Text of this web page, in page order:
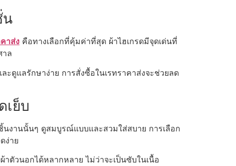
น
าส่ง คือทางเลือกที่คุ้มค่าที่สุด ผ้าไฮเกรดมีจุดเด่นที่
าล
ะดูแลรักษาง่าย การสั่งซื้อในเรทราคาส่งจะช่วยลด
เย็บ
งานนั้นๆ ดูสมบูรณ์แบบและสวมใส่สบาย การเลือก
ง่าย
ตัวนอกได้หลากหลาย ไม่ว่าจะเป็นซับในเนื้อ